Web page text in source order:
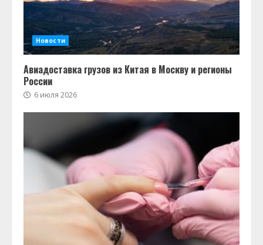
Новости
Авиадоставка грузов из Китая в Москву и регионы
России
6 июля 2026